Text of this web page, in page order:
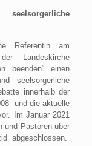
Referentin am
Landeskirche
beenden“ einen
seelsorgerliche
innerhalb der
und die aktuelle
Im Januar 2021
und Pastoren über
abgeschlossen.